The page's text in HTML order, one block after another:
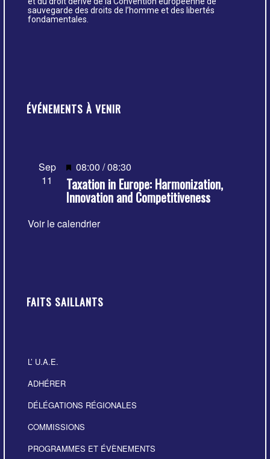
sauvegarde des droits de l’homme et des libertés
fondamentales.
ÉVÉNEMENTS À VENIR
Sep
11
Mis
en
avant
08:00 /08:30
Taxation in Europe: Harmonization,
Innovation and Competitiveness
Voir le calendrier
FAITS SAILLANTS
L’ U.A.E.
ADHÉRER
DÉLÉGATIONS RÉGIONALES
COMMISSIONS
PROGRAMMES ET ÉVÈNEMENTS